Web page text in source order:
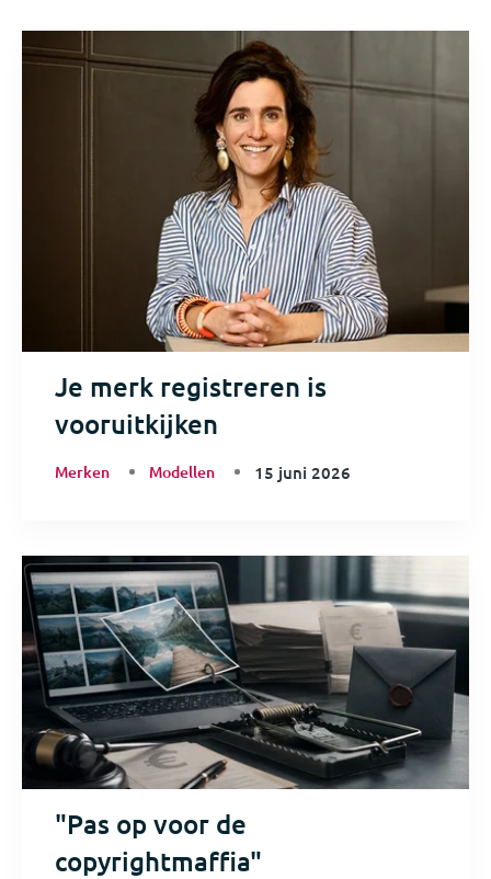
Je merk registreren is
vooruitkijken
Merken Modellen 15 juni 2026
"Pas op voor de
copyrightmaffia"